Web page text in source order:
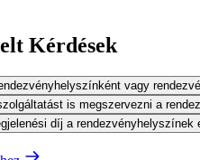
Kérdések
vagy
is megszervezni a
díj a rendezvényhelyszínek